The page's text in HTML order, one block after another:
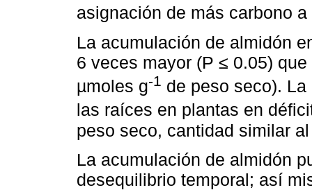
asignación de más carbono
La acumulación de almidón
6 veces mayor (P ≤ 0.05)
µmoles g-1 de peso seco).
las raíces en plantas en
peso seco, cantidad similar
La acumulación de almidón
desequilibrio temporal; así